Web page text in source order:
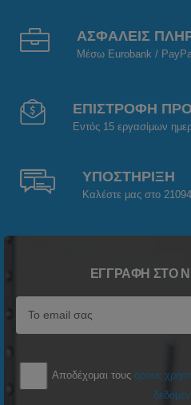
ΑΣΦΑΛΕΙΣ
Μέσω Eurobank /
ΕΠΙΣΤΡΟΦΗ
Εντός 15 εργασίμων
ΥΠΟΣΤΗΡΙΞΗ
Καλέστε μας στο
ΕΓΓΡΑΦΉ ΣΤΟ
Αποδέχομαι τους όρους